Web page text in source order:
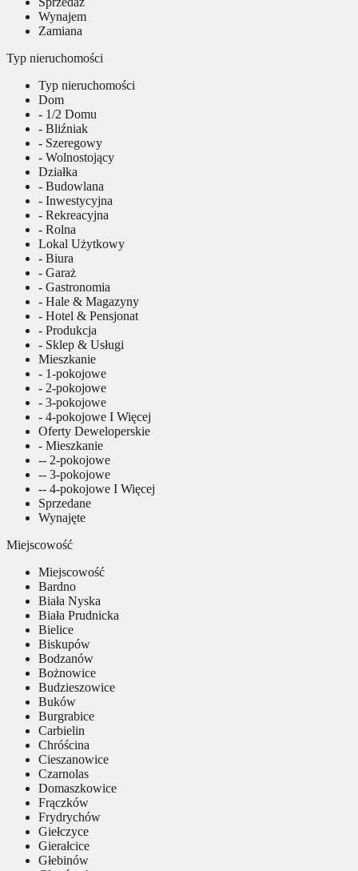
Wynajem
Zamiana
Typ nieruchomości
Typ nieruchomości
Dom
- 1/2 Domu
- Bliźniak
- Szeregowy
- Wolnostojący
Działka
- Budowlana
- Inwestycyjna
- Rekreacyjna
- Rolna
Lokal Użytkowy
- Biura
- Garaż
- Gastronomia
- Hale & Magazyny
- Hotel & Pensjonat
- Produkcja
- Sklep & Usługi
Mieszkanie
- 1-pokojowe
- 2-pokojowe
- 3-pokojowe
- 4-pokojowe I Więcej
Oferty Deweloperskie
- Mieszkanie
-- 2-pokojowe
-- 3-pokojowe
-- 4-pokojowe I Więcej
Sprzedane
Wynajęte
Miejscowość
Miejscowość
Bardno
Biała Nyska
Biała Prudnicka
Bielice
Biskupów
Bodzanów
Bożnowice
Budzieszowice
Buków
Burgrabice
Carbielin
Chróścina
Cieszanowice
Czarnolas
Domaszkowice
Frączków
Frydrychów
Giełczyce
Gierałcice
Głebinów